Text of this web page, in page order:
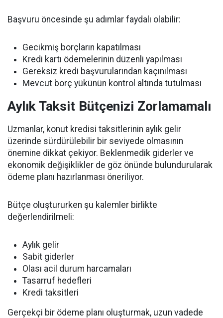
Başvuru öncesinde şu adımlar faydalı olabilir:
Gecikmiş borçların kapatılması
Kredi kartı ödemelerinin düzenli yapılması
Gereksiz kredi başvurularından kaçınılması
Mevcut borç yükünün kontrol altında tutulması
Aylık Taksit Bütçenizi Zorlamamalı
Uzmanlar, konut kredisi taksitlerinin aylık gelir
üzerinde sürdürülebilir bir seviyede olmasının
önemine dikkat çekiyor. Beklenmedik giderler ve
ekonomik değişiklikler de göz önünde bulundurularak
ödeme planı hazırlanması öneriliyor.
Bütçe oluştururken şu kalemler birlikte
değerlendirilmeli:
Aylık gelir
Sabit giderler
Olası acil durum harcamaları
Tasarruf hedefleri
Kredi taksitleri
Gerçekçi bir ödeme planı oluşturmak, uzun vadede